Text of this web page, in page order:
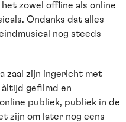
zowel offline als online
Ondanks dat alles
nog steeds
zaal zijn ingericht met
àltijd gefilmd en
publiek, publiek in de
zijn om later nog eens